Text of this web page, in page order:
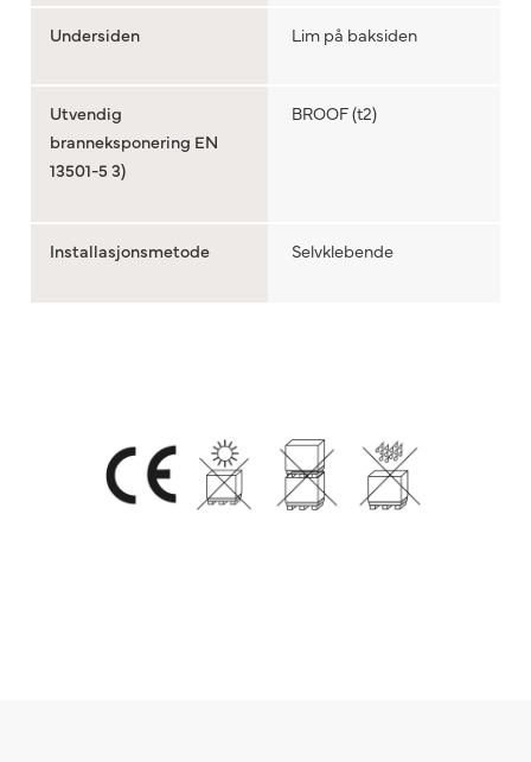
Undersiden Lim på baksiden
Utvendig
branneksponering EN
13501-5 3)
BROOF (t2)
Installasjonsmetode Selvklebende